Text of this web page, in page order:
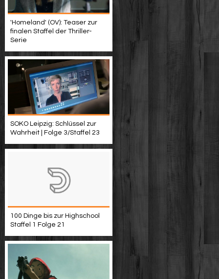
'Homeland' (OV): Teaser zur
finalen Staffel der Thriller-
Serie
SOKO Leipzig: Schlüssel zur
Wahrheit | Folge 3/Staffel 23
100 Dinge bis zur Highschool
Staffel 1 Folge 21